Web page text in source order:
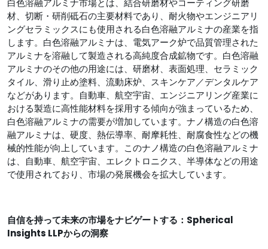
白色溶融アルミナ市場とは、結合研磨材やコーティング研磨
材、切断・研削砥石の主要材料であり、耐火物やエンジニアリ
ングセラミックスにも使用される白色溶融アルミナの産業を指
します。白色溶融アルミナは、電気アーク炉で品質管理された
アルミナを溶融して製造される高純度合成鉱物です。白色溶融
アルミナのその他の用途には、研磨材、表面処理、セラミック
タイル、滑り止め塗料、流動床炉、スキンケア／デンタルケア
などがあります。自動車、航空宇宙、エンジニアリング産業に
おける製造に高性能材料を採用する傾向が強まっているため、
白色溶融アルミナの需要が増加しています。ナノ構造の白色溶
融アルミナは、硬度、熱伝導率、耐摩耗性、耐腐食性などの機
械的性能が向上しています。このナノ構造の白色溶融アルミナ
は、自動車、航空宇宙、エレクトロニクス、半導体などの用途
で使用されており、市場の発展機会を拡大しています。
自信を持って未来の市場をナビゲートする：Spherical
Insights LLPからの洞察